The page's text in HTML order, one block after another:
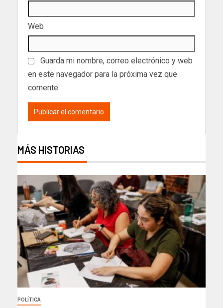
Web
Guarda mi nombre, correo electrónico y web
en este navegador para la próxima vez que
comente.
MÁS HISTORIAS
POLÍTICA